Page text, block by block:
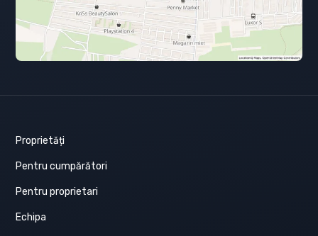
Proprietăți
Pentru cumpărători
Pentru proprietari
Echipa